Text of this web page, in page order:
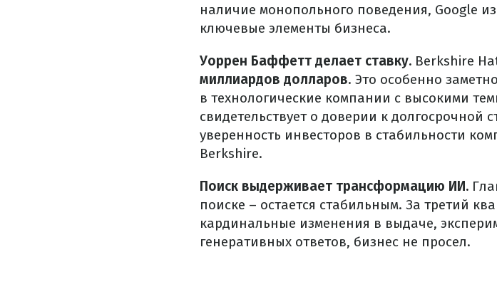
наличие монопольного поведения, Google
ключевые элементы бизнеса.
Уоррен Баффетт делает ставку. Berkshire
миллиардов долларов. Это особенно
в технологические компании с высокими
свидетельствует о доверии к долгосрочной
уверенность инвесторов в стабильности
Berkshire.
Поиск выдерживает трансформацию ИИ.
поиске – остается стабильным. За третий
кардинальные изменения в выдаче,
генеративных ответов, бизнес не просел.